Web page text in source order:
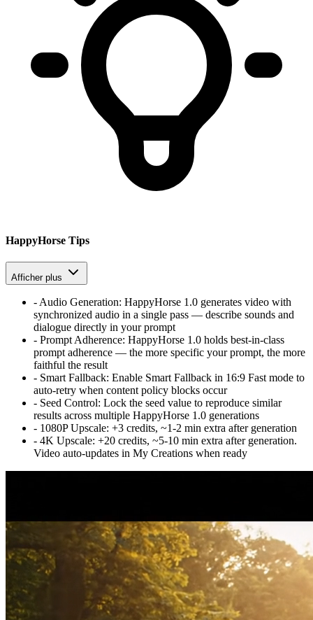
HappyHorse Tips
Afficher plus
- Audio Generation: HappyHorse 1.0 generates video with
synchronized audio in a single pass — describe sounds and
dialogue directly in your prompt
- Prompt Adherence: HappyHorse 1.0 holds best-in-class
prompt adherence — the more specific your prompt, the more
faithful the result
- Smart Fallback: Enable Smart Fallback in 16:9 Fast mode to
auto-retry when content policy blocks occur
- Seed Control: Lock the seed value to reproduce similar
results across multiple HappyHorse 1.0 generations
- 1080P Upscale: +3 credits, ~1-2 min extra after generation
- 4K Upscale: +20 credits, ~5-10 min extra after generation.
Video auto-updates in My Creations when ready